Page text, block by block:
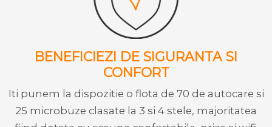
BENEFICIEZI DE SIGURANTA SI
CONFORT
Iti punem la dispozitie o flota de 70 de autocare si
25 microbuze clasate la 3 si 4 stele, majoritatea